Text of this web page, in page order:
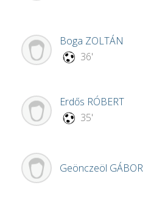
Boga ZOLTÁN
36'
Erdős RÓBERT
35'
Geönczeöl GÁBOR